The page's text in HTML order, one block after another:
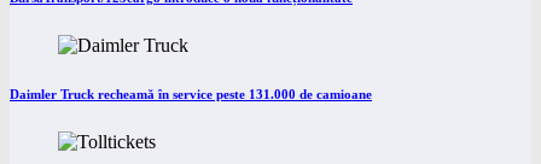
Daimler Truck recheamă în service peste 131.000 de camioane